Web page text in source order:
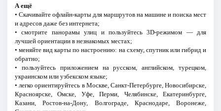
А ещё
• Скачивайте офлайн-карты для маршрутов на машине и поиска мест
и адресов даже без интернета;
• смотрите панорамы улиц и пользуйтесь 3D-режимом — для
лучшей ориентации в незнакомых местах;
• меняйте вид карты по настроению: на схему, спутник или гибрид и
обратно;
• пользуйтесь приложением на русском, английском, турецком,
украинском или узбекском языке;
• легко ориентируйтесь в Москве, Санкт-Петербурге, Новосибирске,
Красноярске, Омске, Уфе, Перми, Челябинске, Екатеринбурге,
Казани, Ростов-на-Дону, Волгограде, Краснодаре, Воронеже,